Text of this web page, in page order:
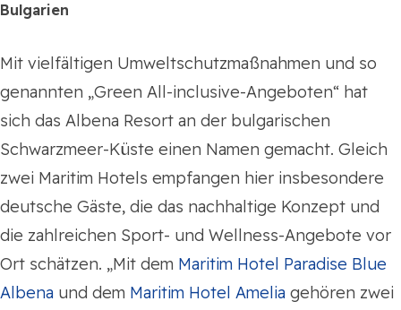
Bulgarien
Mit vielfältigen Umweltschutzmaßnahmen und so
genannten „Green All-inclusive-Angeboten“ hat
sich das Albena Resort an der bulgarischen
Schwarzmeer-Küste einen Namen gemacht. Gleich
zwei Maritim Hotels empfangen hier insbesondere
deutsche Gäste, die das nachhaltige Konzept und
die zahlreichen Sport- und Wellness-Angebote vor
Ort schätzen. „Mit dem Maritim Hotel Paradise Blue
Albena und dem Maritim Hotel Amelia gehören zwei